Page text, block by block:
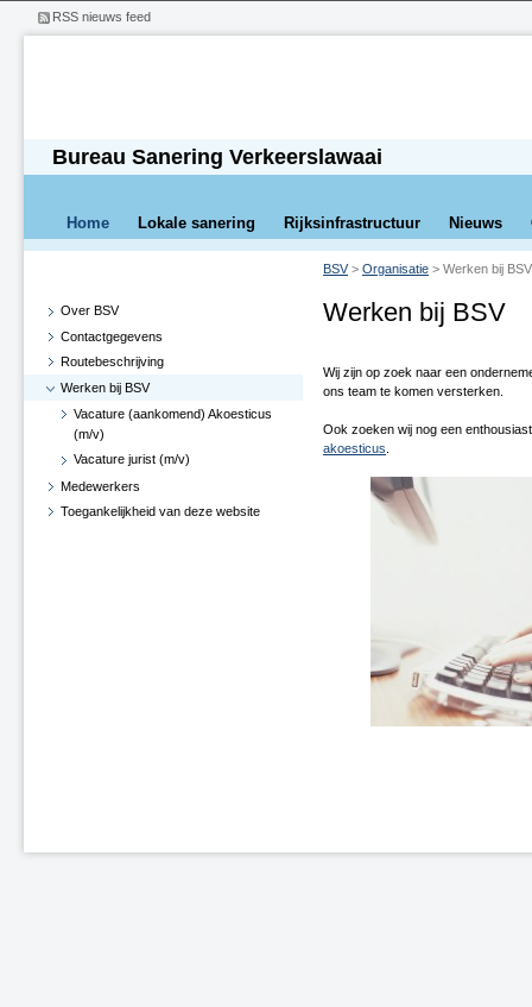
Bureau Sanering Verkeerslawaai
Home Lokale sanering Rijksinfrastructuur Nieuws
BSV> Organisatie > Werken bij BSV
Werken bij BSV
Wij zijn op zoek naar een
ons team te komen versterken.
Ook zoeken wij nog een
akoesticus
Over BSV
Contactgegevens
Routebeschrijving
Werken bij BSV
Vacature (aankomend) Akoesticus
(m/v)
Vacature jurist (m/v)
Medewerkers
Toegankelijkheid van deze website
RSS nieuws feed